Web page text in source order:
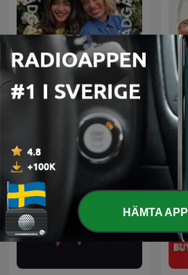
Trädgård Trädgård
Trädgård med Dickson
och Wilson
HÄMTA APP